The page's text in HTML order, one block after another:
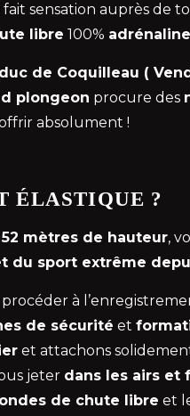
sensation auprès de
libre 100% adrénaline
de Coquilleau (
plongeon procure des
absolument !
ÉLASTIQUE ?
52 mètres de hauteur,
du sport extrême
à
de sécurité et
et attachons
jeter dans les airs et
de chute libre et